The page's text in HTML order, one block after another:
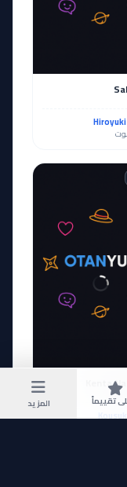
تقييماً المزيد
Kenta